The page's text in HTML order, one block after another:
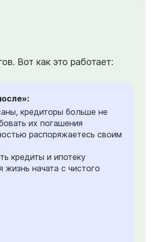
Вот как это работает:
кредиторы больше не
их погашения
распоряжаетесь своим
кредиты и ипотеку
жизнь начата с чистого